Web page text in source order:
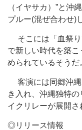
（イヤサカ）”と沖
プルー(混ぜ合わせ)
そこには「血祭り
で新しい時代を築
められているそうだ
客演には同郷沖縄
き入れ、沖縄独特
イクリレーが展開さ
◎リリース情報